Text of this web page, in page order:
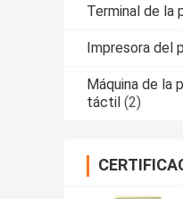
Terminal de la
Impresora del
Máquina de la
táctil (2)